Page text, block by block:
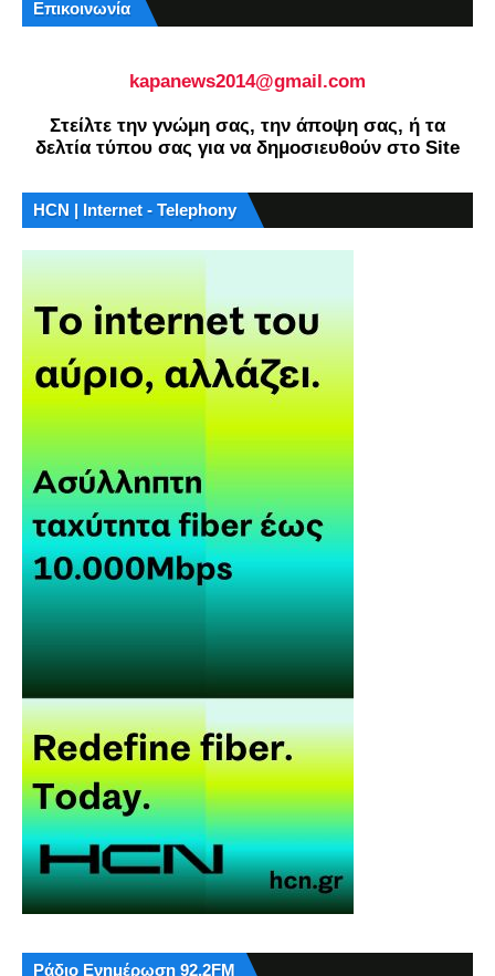
Επικοινωνία
kapanews2014@gmail.com
Στείλτε την γνώμη σας, την άποψη σας, ή τα
δελτία τύπου σας για να δημοσιευθούν στο Site
HCN | Internet - Telephony
Ράδιο Ενημέρωση 92,2FM